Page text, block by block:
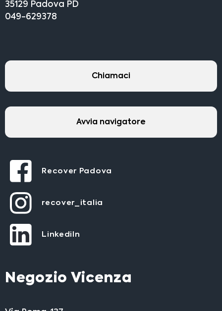
35129 Padova PD
049-629378
Chiamaci
Avvia navigatore
Recover Padova
recover_italia
LinkediIn
Negozio Vicenza